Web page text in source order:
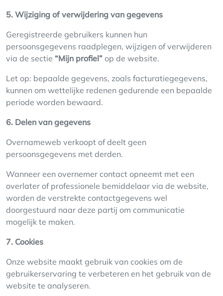
5. Wijziging of verwijdering van gegevens
Geregistreerde gebruikers kunnen hun
persoonsgegevens raadplegen, wijzigen of verwijderen
via de sectie “Mijn profiel” op de website.
Let op: bepaalde gegevens, zoals facturatiegegevens,
kunnen om wettelijke redenen gedurende een bepaalde
periode worden bewaard.
6. Delen van gegevens
Overnameweb verkoopt of deelt geen
persoonsgegevens met derden.
Wanneer een overnemer contact opneemt met een
overlater of professionele bemiddelaar via de website,
worden de verstrekte contactgegevens wel
doorgestuurd naar deze partij om communicatie
mogelijk te maken.
7. Cookies
Onze website maakt gebruik van cookies om de
gebruikerservaring te verbeteren en het gebruik van de
website te analyseren.